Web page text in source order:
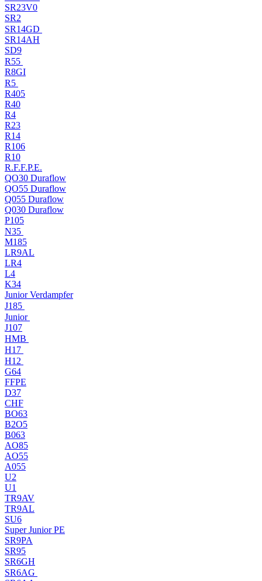
SR23V0
SR2
SR14GD
SR14AH
SD9
R55
R8GI
R5
R405
R40
R4
R23
R14
R106
R10
R.F.F.P.E.
QO30 Duraflow
QO55 Duraflow
Q055 Duraflow
Q030 Duraflow
P105
N35
M185
LR9AL
LR4
L4
K34
Junior Verdampfer
J185
Junior
J107
HMB
H17
H12
G64
FFPE
D37
CHF
BO63
B2O5
B063
AO85
AO55
A055
U2
U1
TR9AV
TR9AL
SU6
Super Junior PE
SR9PA
SR95
SR6GH
SR6AG